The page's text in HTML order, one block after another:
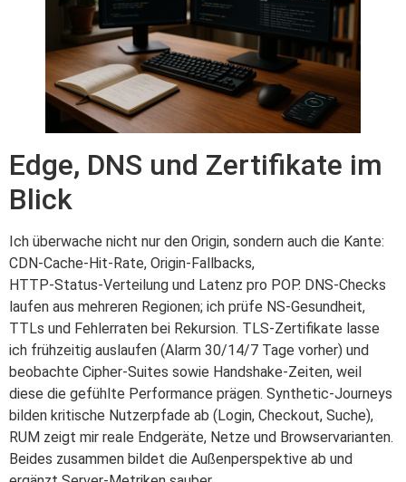
Edge, DNS und Zertifikate im
Blick
Ich überwache nicht nur den Origin, sondern auch die Kante:
CDN‑Cache‑Hit‑Rate, Origin‑Fallbacks,
HTTP‑Status‑Verteilung und Latenz pro POP. DNS‑Checks
laufen aus mehreren Regionen; ich prüfe NS‑Gesundheit,
TTLs und Fehlerraten bei Rekursion. TLS‑Zertifikate lasse
ich frühzeitig auslaufen (Alarm 30/14/7 Tage vorher) und
beobachte Cipher‑Suites sowie Handshake‑Zeiten, weil
diese die gefühlte Performance prägen. Synthetic‑Journeys
bilden kritische Nutzerpfade ab (Login, Checkout, Suche),
RUM zeigt mir reale Endgeräte, Netze und Browservarianten.
Beides zusammen bildet die Außenperspektive ab und